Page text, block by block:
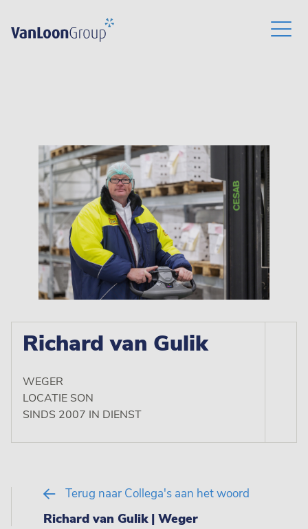
Richard van Gulik
WEGER
LOCATIE SON
SINDS 2007 IN DIENST
Terug naar Collega's aan het woord
Richard van Gulik | Weger